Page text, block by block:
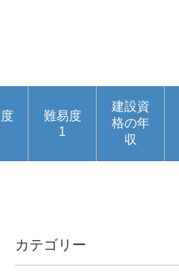
難易度
1
建設資
格の年
収
カテゴリー